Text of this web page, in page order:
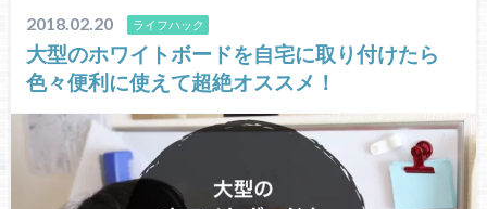
2018.02.20 ライフハック
大型のホワイトボードを自宅に取り付けたら
色々便利に使えて超絶オススメ！